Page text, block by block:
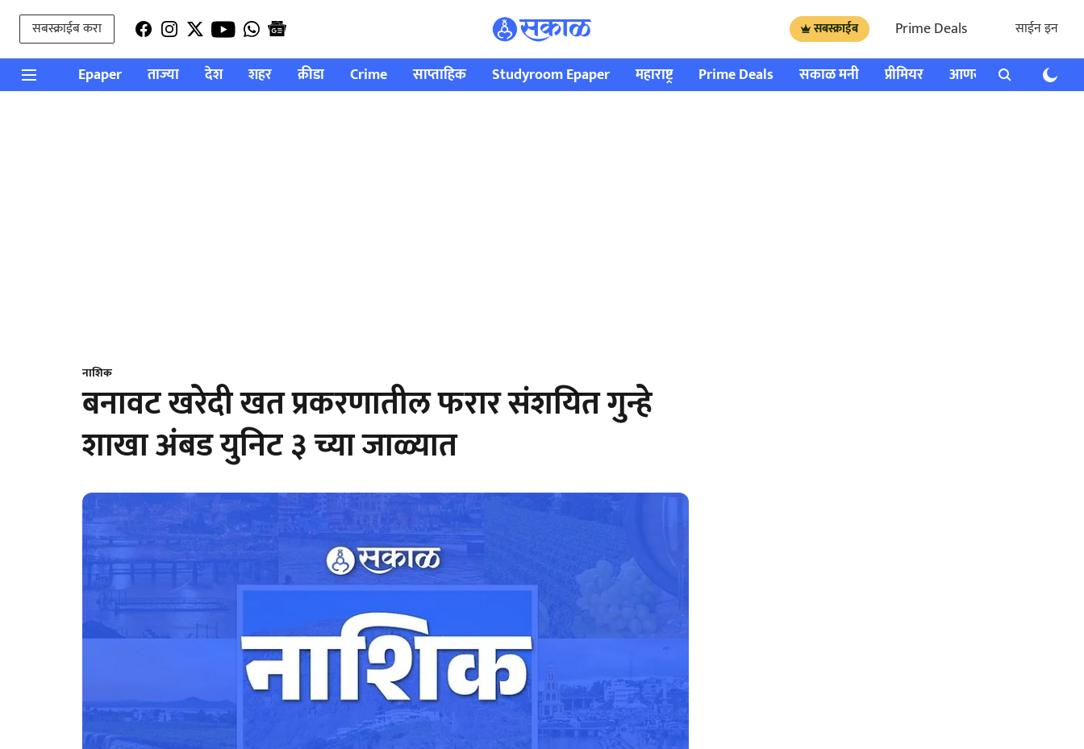
सबस्क्राईब करा सबस्क्राईब Prime Deals साईन इन
Epaper ताज्या देश शहर क्रीडा Crime साप्ताहिक Studyroom Epaper महाराष्ट्र Prime Deals सकाळ मनी प्रीमियर आणखी राशी भविष्य
नाशिक
बनावट खरेदी खत प्रकरणातील फरार संशयित गुन्हे
शाखा अंबड युनिट ३ च्या जाळ्यात